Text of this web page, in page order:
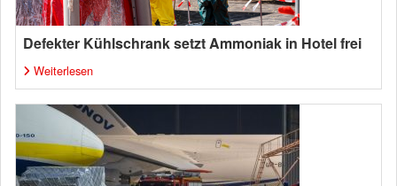
Defekter Kühlschrank setzt Ammoniak in Hotel frei
Weiterlesen